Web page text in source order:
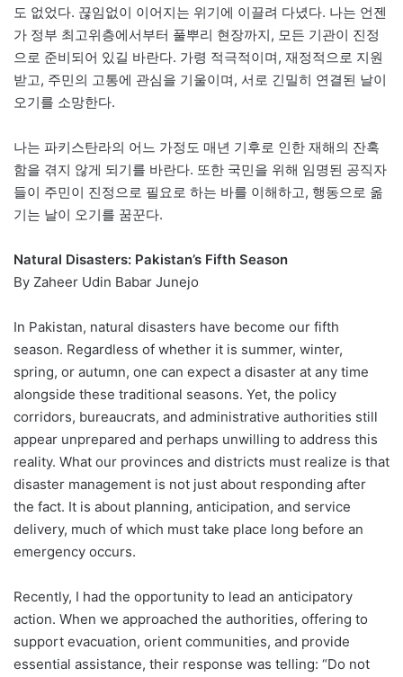
도 없었다. 끊임없이 이어지는 위기에 이끌려 다녔다. 나는 언젠
가 정부 최고위층에서부터 풀뿌리 현장까지, 모든 기관이 진정
으로 준비되어 있길 바란다. 가령 적극적이며, 재정적으로 지원
받고, 주민의 고통에 관심을 기울이며, 서로 긴밀히 연결된 날이
오기를 소망한다.
나는 파키스탄라의 어느 가정도 매년 기후로 인한 재해의 잔혹
함을 겪지 않게 되기를 바란다. 또한 국민을 위해 임명된 공직자
들이 주민이 진정으로 필요로 하는 바를 이해하고, 행동으로 옮
기는 날이 오기를 꿈꾼다.
Natural Disasters: Pakistan’s Fifth Season
By Zaheer Udin Babar Junejo
In Pakistan, natural disasters have become our fifth
season. Regardless of whether it is summer, winter,
spring, or autumn, one can expect a disaster at any time
alongside these traditional seasons. Yet, the policy
corridors, bureaucrats, and administrative authorities still
appear unprepared and perhaps unwilling to address this
reality. What our provinces and districts must realize is that
disaster management is not just about responding after
the fact. It is about planning, anticipation, and service
delivery, much of which must take place long before an
emergency occurs.
Recently, I had the opportunity to lead an anticipatory
action. When we approached the authorities, offering to
support evacuation, orient communities, and provide
essential assistance, their response was telling: “Do not